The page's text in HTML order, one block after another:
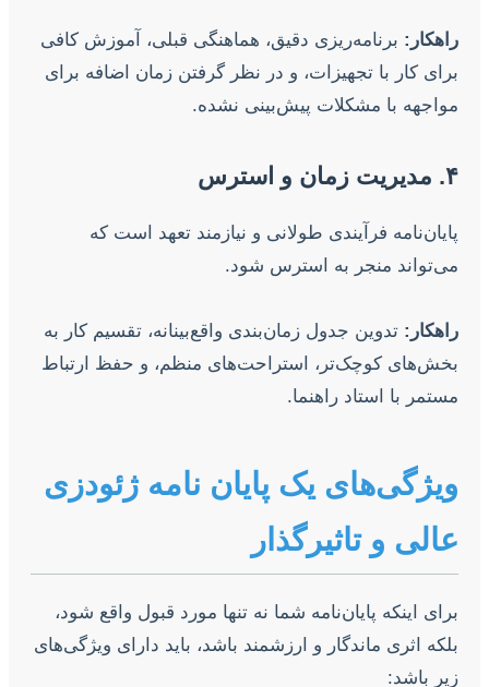
راهکار: برنامه‌ریزی دقیق، هماهنگی قبلی، آموزش کافی
برای کار با تجهیزات، و در نظر گرفتن زمان اضافه برای
مواجهه با مشکلات پیش‌بینی نشده.
۴. مدیریت زمان و استرس
پایان‌نامه فرآیندی طولانی و نیازمند تعهد است که
می‌تواند منجر به استرس شود.
راهکار: تدوین جدول زمان‌بندی واقع‌بینانه، تقسیم کار به
بخش‌های کوچک‌تر، استراحت‌های منظم، و حفظ ارتباط
مستمر با استاد راهنما.
ویژگی‌های یک پایان نامه ژئودزی
عالی و تاثیرگذار
برای اینکه پایان‌نامه شما نه تنها مورد قبول واقع شود،
بلکه اثری ماندگار و ارزشمند باشد، باید دارای ویژگی‌های
زیر باشد: